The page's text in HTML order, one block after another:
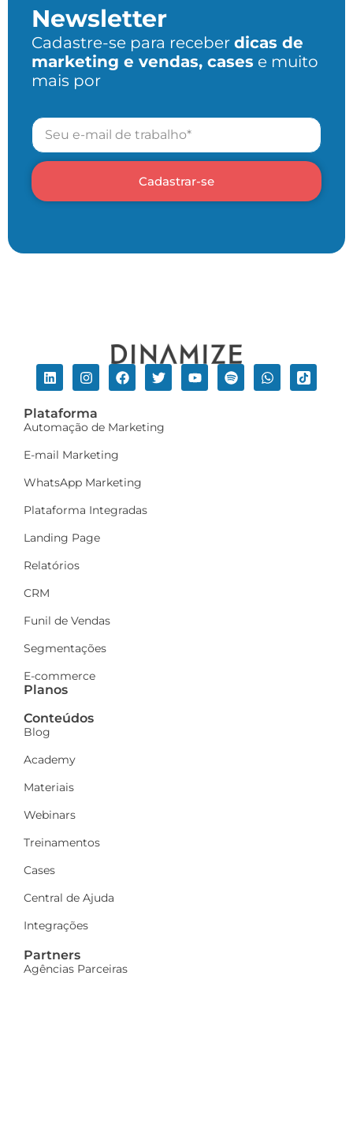
Newsletter
Cadastre-se para receber dicas de
marketing e vendas, cases e muito
mais por
Cadastrar-se
Plataforma
Automação de Marketing
E-mail Marketing
WhatsApp Marketing
Plataforma Integradas
Landing Page
Relatórios
CRM
Funil de Vendas
Segmentações
E-commerce
Planos
Conteúdos
Blog
Academy
Materiais
Webinars
Treinamentos
Cases
Central de Ajuda
Integrações
Partners
Agências Parceiras